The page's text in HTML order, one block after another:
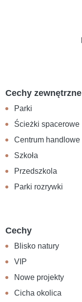
Cechy zewnętrzne
Parki
Ścieżki spacerowe
Centrum handlowe
Szkoła
Przedszkola
Parki rozrywki
Cechy
Blisko natury
VIP
Nowe projekty
Cicha okolica